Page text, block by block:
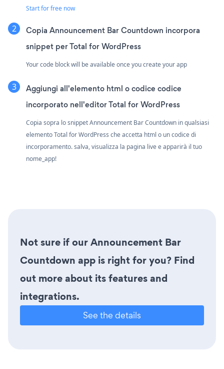
Start for free now
Copia Announcement Bar Countdown incorpora
snippet per Total for WordPress
Your code block will be available once you create your app
Aggiungi all'elemento html o codice codice
incorporato nell'editor Total for WordPress
Copia sopra lo snippet Announcement Bar Countdown in qualsiasi
elemento Total for WordPress che accetta html o un codice di
incorporamento. salva, visualizza la pagina live e apparirà il tuo
nome_app!
Not sure if our Announcement Bar
Countdown app is right for you? Find
out more about its features and
integrations.
See the details